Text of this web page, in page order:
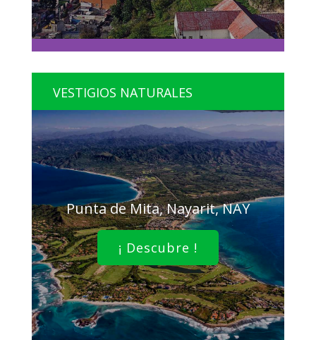
VESTIGIOS NATURALES
Punta de Mita, Nayarit, NAY
¡ Descubre !